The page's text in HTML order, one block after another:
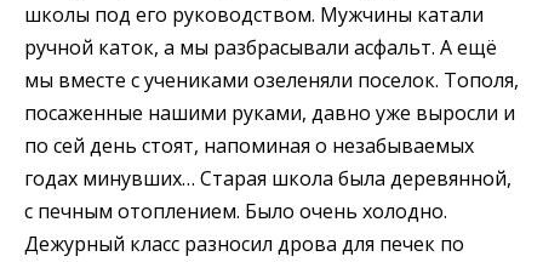
школы под его руководством. Мужчины катали
ручной каток, а мы разбрасывали асфальт. А ещё
мы вместе с учениками озеленяли поселок. Тополя,
посаженные нашими руками, давно уже выросли и
по сей день стоят, напоминая о незабываемых
годах минувших… Старая школа была деревянной,
с печным отоплением. Было очень холодно.
Дежурный класс разносил дрова для печек по